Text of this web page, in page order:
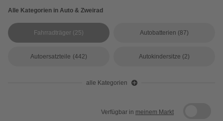
Alle Kategorien in Auto & Zweirad
Fahrradträger (25) Autobatterien (87)
Autoersatzteile (442) Autokindersitze (2)
alle Kategorien
Verfügbar in meinem Markt